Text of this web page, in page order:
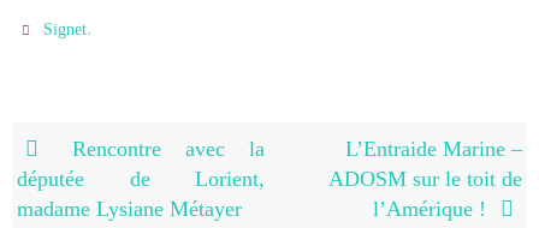
Signet.
Rencontre avec la
députée de Lorient,
madame Lysiane Métayer
L’Entraide Marine –
ADOSM sur le toit de
l’Amérique !